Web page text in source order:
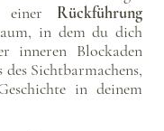
einer Rückführung
in dem du dich
inneren Blockaden
Sichtbarmachens,
in deinem